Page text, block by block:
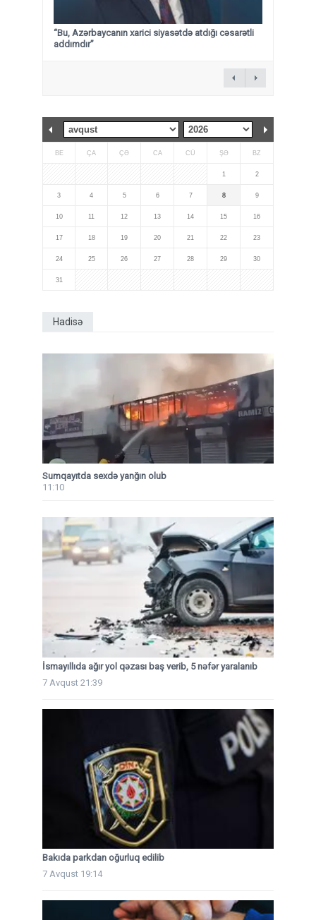
“Bu, Azərbaycanın xarici siyasətdə atdığı cəsarətli
addımdır”
BE ÇA ÇƏ CA CÜ ŞƏ BZ
1 2
3 4 5 6 7 8 9
10 11 12 13 14 15 16
17 18 19 20 21 22 23
24 25 26 27 28 29 30
31
Hadisə
Sumqayıtda sexdə yanğın olub
11:10
İsmayıllıda ağır yol qəzası baş verib, 5 nəfər yaralanıb
7 Avqust 21:39
Bakıda parkdan oğurluq edilib
7 Avqust 19:14